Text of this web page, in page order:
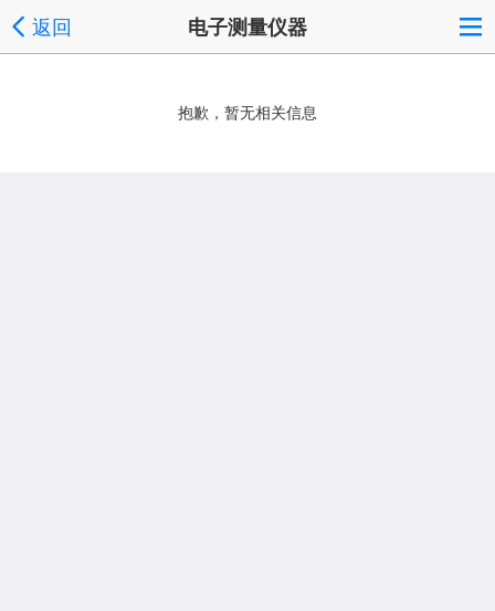
返回 电子测量仪器
抱歉，暂无相关信息